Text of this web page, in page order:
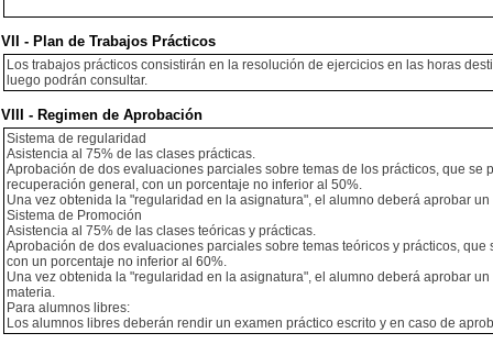
VII - Plan de Trabajos Prácticos
Los trabajos prácticos consistirán en la resolución de ejercicios en las horas
luego podrán consultar.
VIII - Regimen de Aprobación
Sistema de regularidad
Asistencia al 75% de las clases prácticas.
Aprobación de dos evaluaciones parciales sobre temas de los prácticos, que
recuperación general, con un porcentaje no inferior al 50%.
Una vez obtenida la "regularidad en la asignatura", el alumno deberá aprobar
Sistema de Promoción
Asistencia al 75% de las clases teóricas y prácticas.
Aprobación de dos evaluaciones parciales sobre temas teóricos y prácticos,
con un porcentaje no inferior al 60%.
Una vez obtenida la "regularidad en la asignatura", el alumno deberá aprobar
materia.
Para alumnos libres:
Los alumnos libres deberán rendir un examen práctico escrito y en caso de